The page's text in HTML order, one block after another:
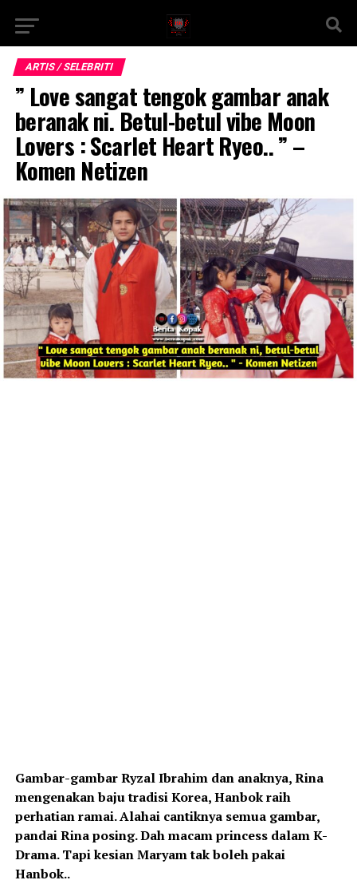
ARTIS / SELEBRITI
” Love sangat tengok gambar anak
beranak ni. Betul-betul vibe Moon
Lovers : Scarlet Heart Ryeo.. ” –
Komen Netizen
Gambar-gambar Ryzal Ibrahim dan anaknya, Rina
mengenakan baju tradisi Korea, Hanbok raih
perhatian ramai. Alahai cantiknya semua gambar,
pandai Rina posing. Dah macam princess dalam K-
Drama. Tapi kesian Maryam tak boleh pakai
Hanbok..